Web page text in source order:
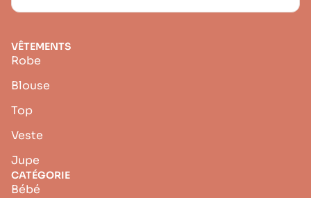
VÊTEMENTS
Robe
Blouse
Top
Veste
Jupe
CATÉGORIE
Bébé